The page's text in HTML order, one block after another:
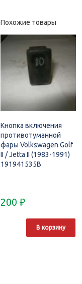
Похожие товары
Кнопка включения
противотуманной
фары Volkswagen Golf
II / Jetta II (1983-1991)
191941535B
200₽
В корзину